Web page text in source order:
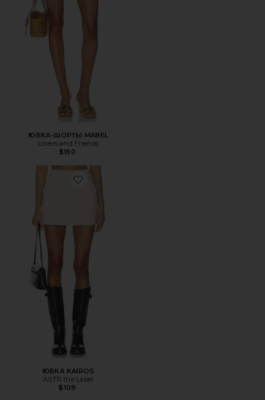
ЮБКА-ШОРТЫ MABEL
Lovers and Friends
$150
Favorite ЮБКА KAIROS
ЮБКА KAIROS
ASTR the Label
$109